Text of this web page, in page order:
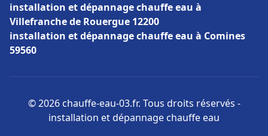
installation et dépannage chauffe eau à
Villefranche de Rouergue 12200
installation et dépannage chauffe eau à Comines
59560
© 2026 chauffe-eau-03.fr. Tous droits réservés -
installation et dépannage chauffe eau